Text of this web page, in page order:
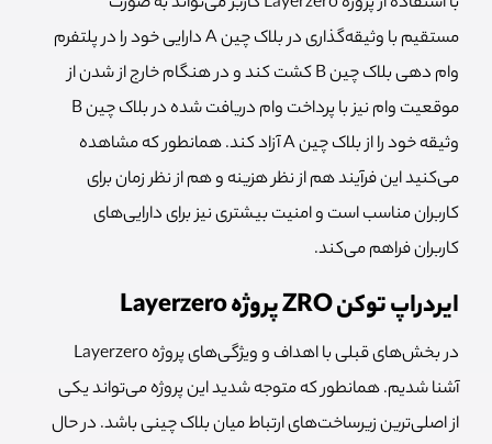
مستقیم با وثیقه‌گذاری در بلاک چین A دارایی خود را در پلتفرم
وام دهی بلاک چین B کشت کند و در هنگام خارج از شدن از
موقعیت وام نیز با پرداخت وام دریافت شده در بلاک چین B
وثیقه خود را از بلاک چین A آزاد کند. همانطور که مشاهده
می‌کنید این فرآیند هم از نظر هزینه و هم از نظر زمان برای
کاربران مناسب است و امنیت بیشتری نیز برای دارایی‌های
کاربران فراهم می‌کند.
ایردراپ توکن ZRO پروژه Layerzero
در بخش‌های قبلی با اهداف و ویژگی‌های پروژه Layerzero
آشنا شدیم. همانطور که متوجه شدید این پروژه می‌تواند یکی
از اصلی‌ترین زیرساخت‌های ارتباط میان بلاک چینی باشد. در حال